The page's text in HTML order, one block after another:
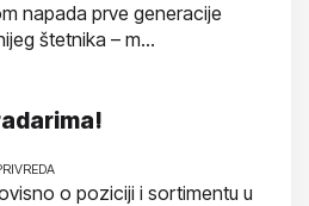
napada prve generacije
štetnika – m...
o poziciji i sortimentu u